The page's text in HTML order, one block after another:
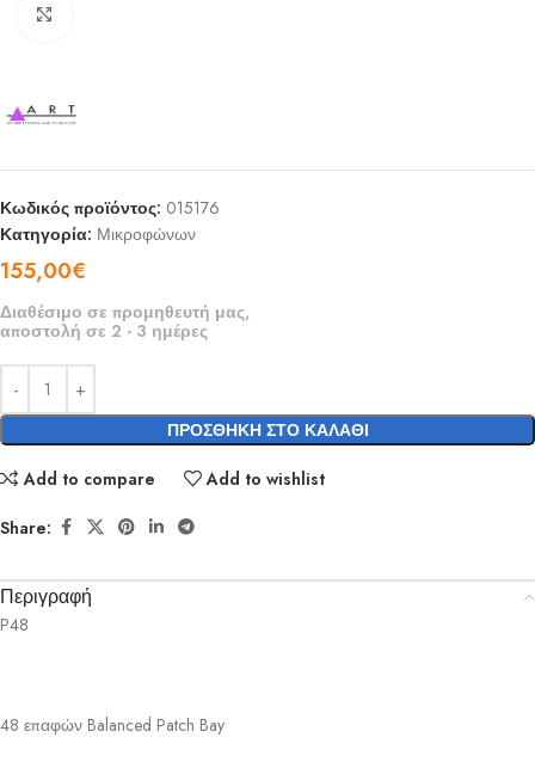
Κωδικός προϊόντος: 015176
Κατηγορία: Μικροφώνων
155,00€
Διαθέσιμο σε προμηθευτή μας,
αποστολή σε 2 - 3 ημέρες
ΠΡΟΣΘΉΚΗ ΣΤΟ ΚΑΛΆΘΙ
Add to compare Add to wishlist
Share:
Περιγραφή
P48
48 επαφών Balanced Patch Bay